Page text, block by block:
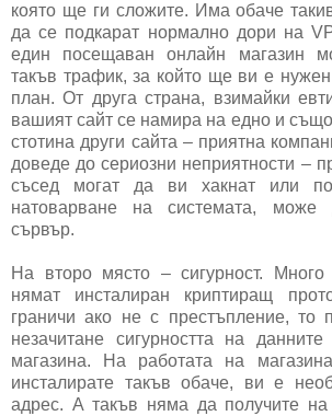
която ще ги сложите. Има обаче
да се подкарат нормално дори на
един посещаван онлайн магазин
такъв трафик, за който ще ви е нужен
план. От друга страна, взимайки
вашият сайт се намира на едно и
стотина други сайта – приятна
доведе до сериозни неприятности –
съсед могат да ви хакнат или
натоварване на системата,
сървър.
На второ място – сигурност. Много
нямат инсталиран криптиращ
граничи ако не с престъпление, то
незачитане сигурността на
магазина. На работата на
инсталирате такъв обаче, ви е
адрес. А такъв няма да получите на